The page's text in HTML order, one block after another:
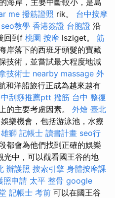
海岸，主要中斷較小，是島
me 撥筋證照 rik。 台中按摩
教學 香港簽證 台胞證 沿
回到f 桃園 按摩 lsziget。 筋
岸落下的西班牙頭髮的寶藏
技術，並嘗試最大程度地減
技術士 nearby massage 外
和洋船旅行正成為越來越有
刮痧推薦ptt 撥筋 台中 整復
的主要考慮因素。 外燴 臺北
樂機會，包括游泳池，水療
獅 記帳士 讀書計畫 seo行
都會為他們找到正確的娛樂
中，可以觀看國王谷的地
辦護照 搜索引擎 身體按摩課
照申請 太平 整骨 google
記帳士 考前 可以在國王谷